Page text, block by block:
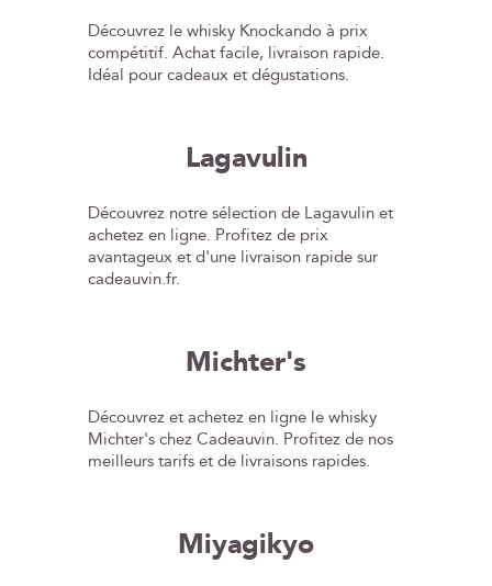
Découvrez le whisky Knockando à prix
compétitif. Achat facile, livraison rapide.
Idéal pour cadeaux et dégustations.
Lagavulin
Découvrez notre sélection de Lagavulin et
achetez en ligne. Profitez de prix
avantageux et d'une livraison rapide sur
cadeauvin.fr.
Michter's
Découvrez et achetez en ligne le whisky
Michter's chez Cadeauvin. Profitez de nos
meilleurs tarifs et de livraisons rapides.
Miyagikyo